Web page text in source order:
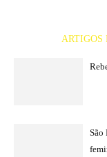
ARTIGOS
São